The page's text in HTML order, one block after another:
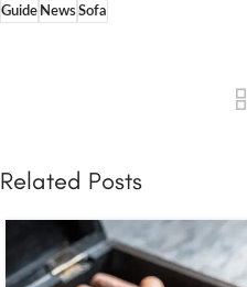
GuideNewsSofa
Related Posts